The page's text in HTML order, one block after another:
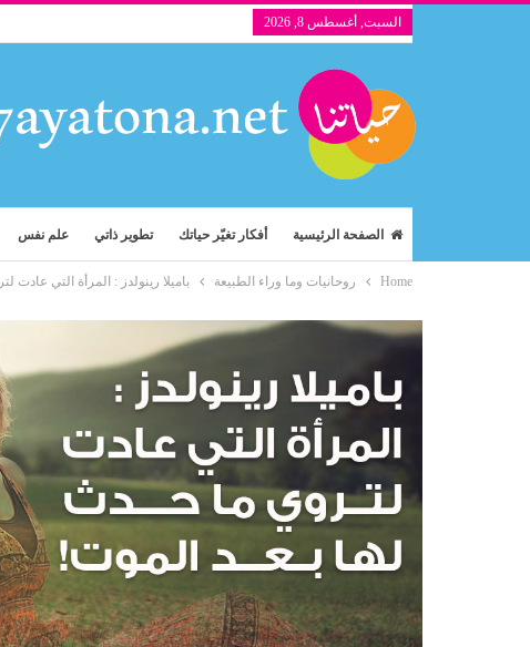
السبت, أغسطس 8, 2026
الصفحة الرئيسية أفكار تغيّر حياتك تطوير ذاتي علم نفس
Home روحانيات وما وراء الطبيعة باميلا رينولدز : المرأة التي عادت